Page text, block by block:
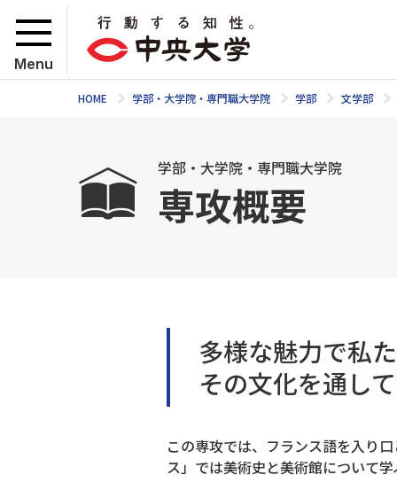
Menu
HOME 学部・大学院・専門職大学院 学部 文学部
学部・大学院・専門職大学院
専攻概要
多様な魅力で私
その文化を通し
この専攻では、フランス語を入り
ス」では美術史と美術館について